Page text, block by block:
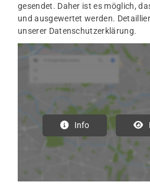
gesendet. Daher ist es möglich,
und ausgewertet werden.
unserer Datenschutzerklärung.
Info